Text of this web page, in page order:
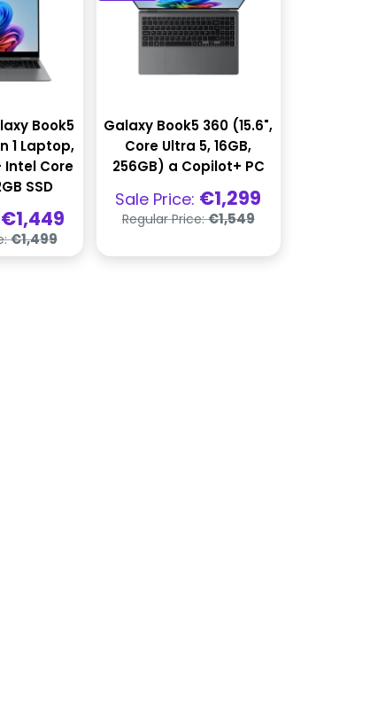
Book5
1 Laptop,
Intel Core
SSD
€1,449
€1,499
Galaxy Book5 360 (15.6",
Core Ultra 5, 16GB,
256GB) a Copilot+ PC
Praghas
díola
Sale Price: €1,299
Praghas
rialta
Regular Price:€1,549